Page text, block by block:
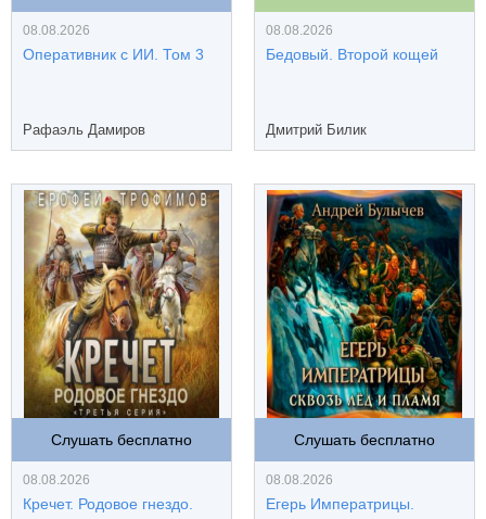
08.08.2026
Оперативник с ИИ. Том 3
Рафаэль Дамиров
08.08.2026
Бедовый. Второй кощей
Дмитрий Билик
Слушать бесплатно
08.08.2026
Кречет. Родовое гнездо.
Слушать бесплатно
08.08.2026
Егерь Императрицы.